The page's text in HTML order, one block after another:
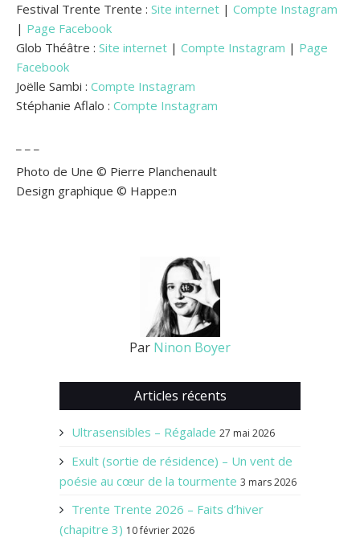
Festival Trente Trente : Site internet | Compte Instagram
| Page Facebook
Glob Théâtre : Site internet | Compte Instagram | Page
Facebook
Joëlle Sambi : Compte Instagram
Stéphanie Aflalo : Compte Instagram
Photo de Une © Pierre Planchenault
Design graphique © Happe:n
Par Ninon Boyer
Articles récents
Ultrasensibles – Régalade 27 mai 2026
Exult (sortie de résidence) – Un vent de
poésie au cœur de la tourmente 3 mars 2026
Trente Trente 2026 – Faits d’hiver
(chapitre 3) 10 février 2026